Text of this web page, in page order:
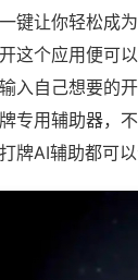
键让你轻松成
这个应用便可
入自己想要的
专用辅助器，
牌AI辅助都可以